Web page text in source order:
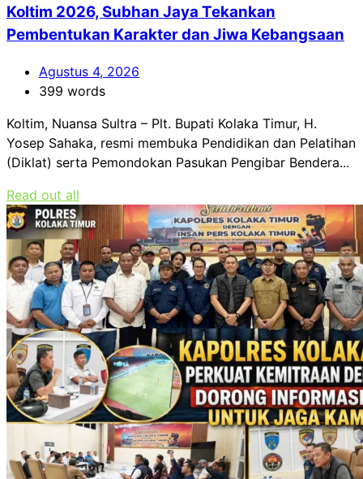
Koltim 2026, Subhan Jaya Tekankan
Pembentukan Karakter dan Jiwa Kebangsaan
Agustus 4, 2026
399 words
Koltim, Nuansa Sultra – Plt. Bupati Kolaka Timur, H.
Yosep Sahaka, resmi membuka Pendidikan dan Pelatihan
(Diklat) serta Pemondokan Pasukan Pengibar Bendera...
Read out all